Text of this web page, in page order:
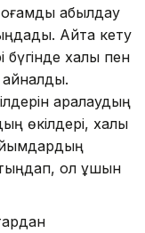
қабылдау
Айта кету
бүгінде халық пен
айналды.
аралаудың
өкілдері, халық
қол ұшын